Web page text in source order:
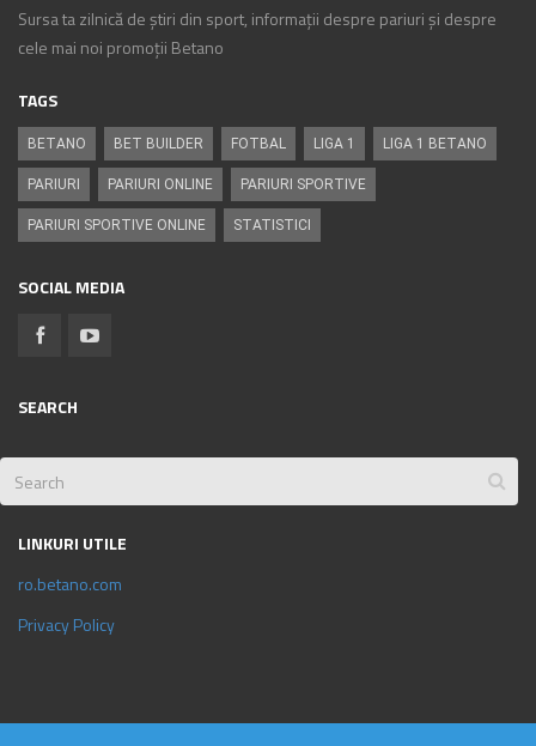
Sursa ta zilnică de știri din sport, informații despre pariuri și despre
cele mai noi promoții Betano
TAGS
BETANO BET BUILDER FOTBAL LIGA 1 LIGA 1 BETANO
PARIURI PARIURI ONLINE PARIURI SPORTIVE
PARIURI SPORTIVE ONLINE STATISTICI
SOCIAL MEDIA
SEARCH
LINKURI UTILE
ro.betano.com
Privacy Policy